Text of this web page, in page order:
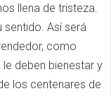
llena de tristeza.
sentido. Así será
como
deben bienestar y
los centenares de